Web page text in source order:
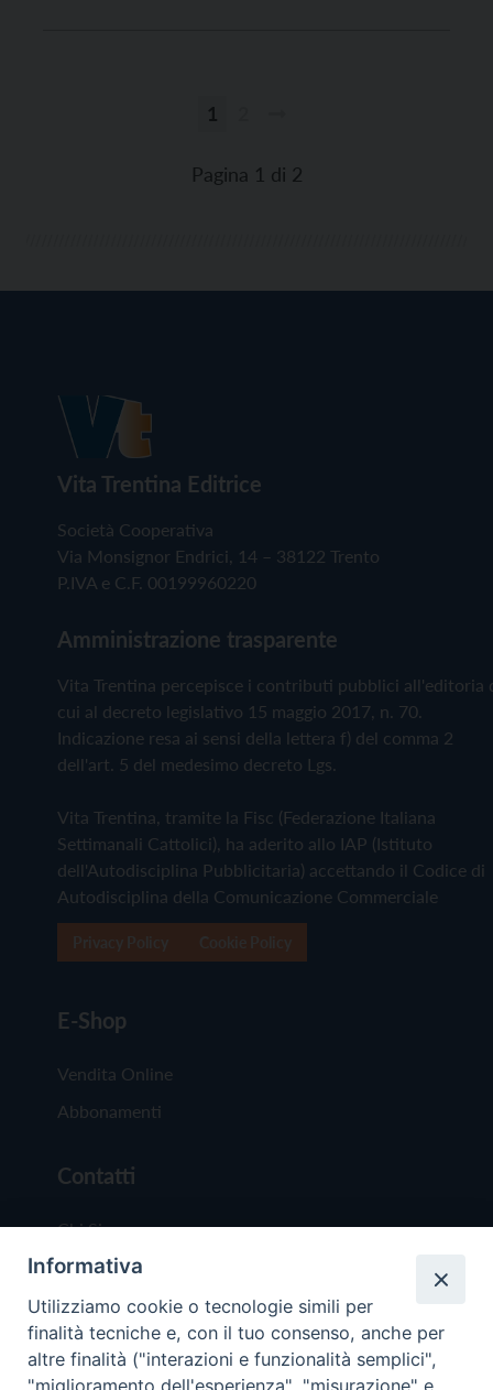
articoli
1
Pagina 1 di 2
Vita Trentina Editrice
Società Cooperativa
Via Monsignor Endrici, 14 – 38122 Trento
P.IVA e C.F. 00199960220
Amministrazione trasparente
Vita Trentina percepisce i contributi pubblici all'editoria
cui al decreto legislativo 15 maggio 2017, n. 70.
Indicazione resa ai sensi della lettera f) del comma 2
dell'art. 5 del medesimo decreto Lgs.
Vita Trentina, tramite la Fisc (Federazione Italiana
Settimanali Cattolici), ha aderito allo IAP (Istituto
dell'Autodisciplina Pubblicitaria) accettando il Codice di
Autodisciplina della Comunicazione Commerciale
E-Shop
Vendita Online
Abbonamenti
Contatti
Chi Siamo
Redazione
Scrivici
Informativa
Utilizziamo cookie o tecnologie simili per
finalità tecniche e, con il tuo consenso, anche per
altre finalità ("interazioni e funzionalità semplici",